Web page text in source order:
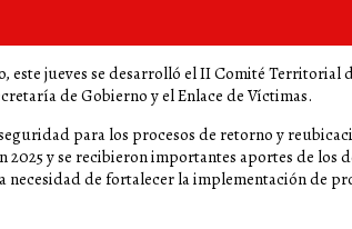
este jueves se desarrolló el II Comité Territorial
de Gobierno y el Enlace de Víctimas.
para los procesos de retorno y
y se recibieron importantes aportes de los
de fortalecer la implementación de